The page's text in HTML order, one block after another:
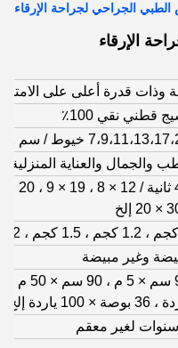
الجراحي لجراحة الإرقاء
الإرقاء
وذات قدرة أعلى على
قطني نقي 100٪
خيوط / سم 2
والجمال والعناية المنزلية
وغير مبيضة
× 100 ياردة إلخ